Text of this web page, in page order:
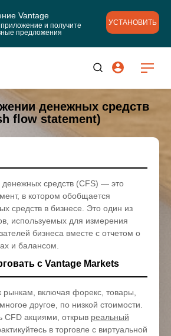
Vantage
и получите
предложения
УСТАНОВИТЬ
денежных средств
flow statement)
средств (CFS) — это
в котором обобщается
средств в бизнесе. Это один из
используемых для измерения
бизнеса вместе с отчетом о
и балансом.
с Vantage Markets
рынкам, включая форекс, товары,
другое, по низкой стоимости.
CFD акциями, открыв реальный
в торговле с виртуальной